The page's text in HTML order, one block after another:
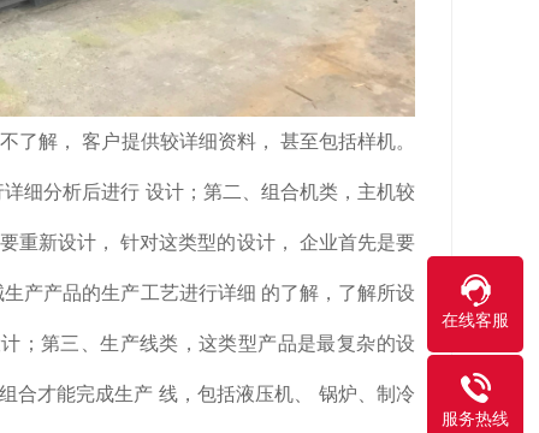
解， 客户提供较详细资料， 甚至包括样机。
细分析后进行 设计；第二、组合机类，主机较
重新设计， 针对这类型的设计， 企业首先是要
产产品的生产工艺进行详细 的了解，了解所设
；第三、生产线类，这类型产品是最复杂的设
合才能完成生产 线，包括液压机、 锅炉、制冷
在线客服
服务热线